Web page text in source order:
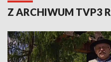
Z ARCHIWUM TVP3